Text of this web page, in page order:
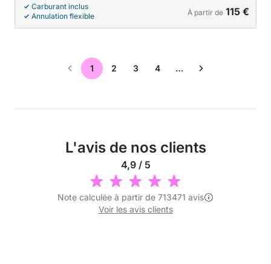
Carburant inclus
Annulation flexible
À partir de 115 €
1 2 3 4 …
L'avis de nos clients
4,9 / 5
Note calculée à partir de 713471 avis
Voir les avis clients